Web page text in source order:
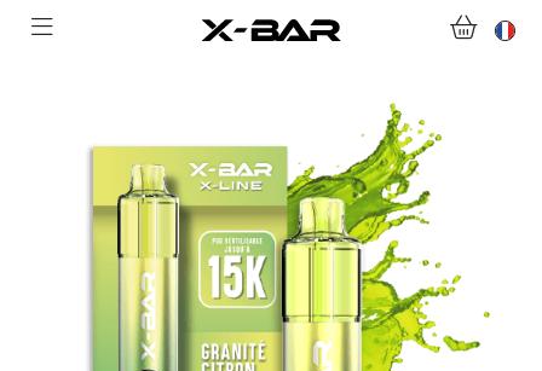
NOUS CONTACTER
FOIRE AUX QUESTIONS
DEVENIR REVENDEUR